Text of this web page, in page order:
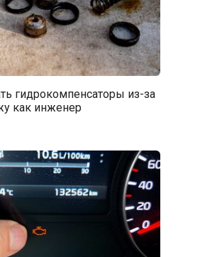
гидрокомпенсаторы из-за
как инженер